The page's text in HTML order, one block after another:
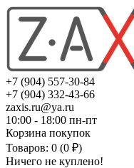
+7 (904) 557-30-84
+7 (904) 332-43-66
zaxis.ru@ya.ru
10:00 - 18:00 пн-пт
Корзина покупок
Товаров: 0 (0 ₽)
Ничего не куплено!